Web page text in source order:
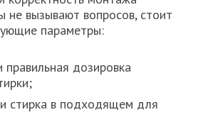
не вызывают вопросов, стоит
параметры:
правильная дозировка
стирка в подходящем для